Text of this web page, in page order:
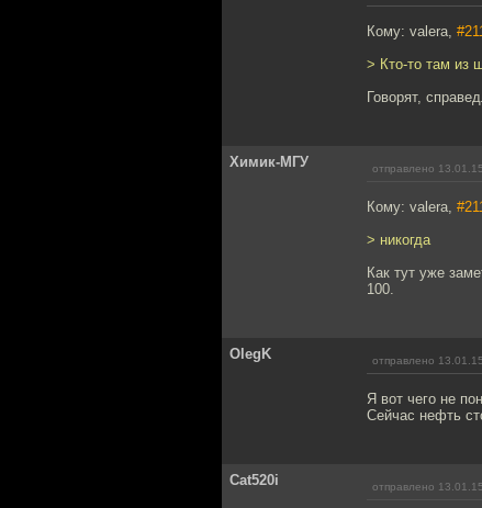
Кому: valera,
> Кто-то там из
Говорят,
Химик-МГУ отправлено
Кому: valera,
> никогда
Как тут уже
100.
OlegK отправлено
Я вот чего не
Сейчас нефть
Cat520i отправлено